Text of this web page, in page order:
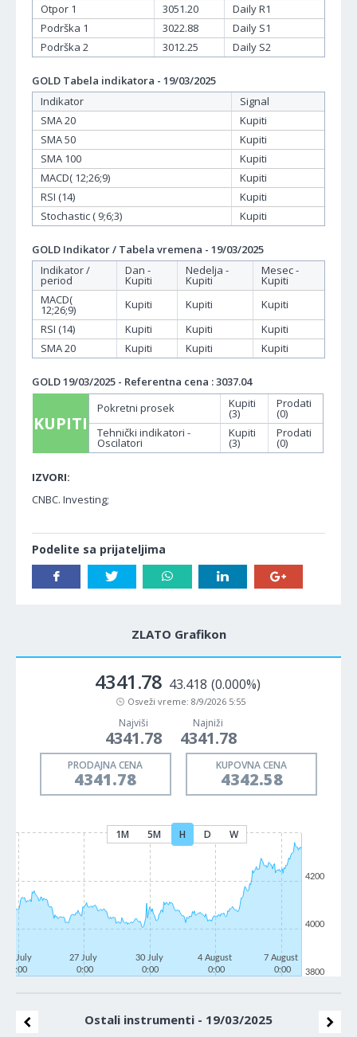
Otpor 1
3051.20
Daily R1
Podrška 1
3022.88
Daily S1
Podrška 2
3012.25 Daily S2
GOLD Tabela indikatora - 19/03/2025
Indikator
Signal
SMA 20
Kupiti
SMA 50
Kupiti
SMA 100
Kupiti
MACD( 12;26;9)
Kupiti
RSI (14)
Kupiti
Stochastic ( 9;6;3)
Kupiti
GOLD Indikator / Tabela vremena - 19/03/2025
Indikator /
period
Dan -
Kupiti
Nedelja -
Kupiti
Mesec -
Kupiti
MACD(
12;26;9) Kupiti Kupiti
Kupiti
RSI (14)
Kupiti Kupiti
Kupiti
SMA 20
Kupiti Kupiti Kupiti
GOLD 19/03/2025 - Referentna cena : 3037.04
KUPITI
Pokretni prosek Kupiti
(3)
Prodati
(0)
Tehnički indikatori -
Oscilatori
Kupiti
(3)
Prodati
(0)
IZVORI:
CNBC. Investing;
Podelite sa prijateljima
ZLATO Grafikon
4341.78 43.418 (0.000%)
Osveži vreme: 8/9/2026 5:55
Najviši
4341.78
Najniži
4341.78
PRODAJNA CENA
4341.78
KUPOVNA CENA
4342.58
1M 5M H D W
22 July
0:00
27 July
0:00
30 July
0:00
4 August
0:00
7 August
0:00
3800
4000
4200
Ostali instrumenti - 19/03/2025